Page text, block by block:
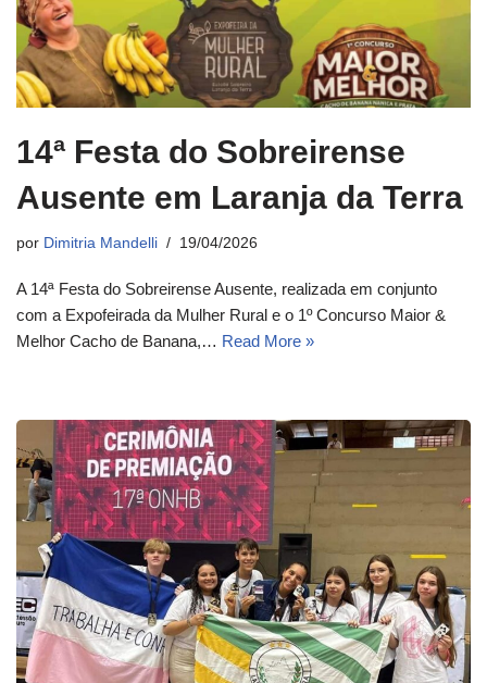
14ª Festa do Sobreirense
Ausente em Laranja da Terra
por Dimitria Mandelli 19/04/2026
A 14ª Festa do Sobreirense Ausente, realizada em conjunto
com a Expofeirada da Mulher Rural e o 1º Concurso Maior &
Melhor Cacho de Banana,… Read More »